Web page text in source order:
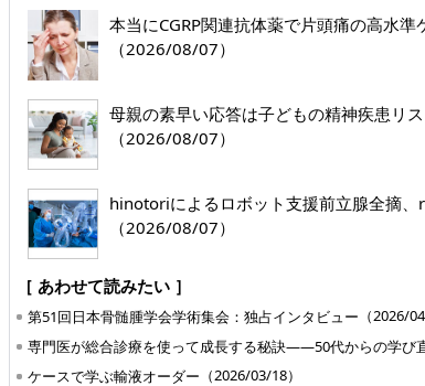
本当にCGRP関連抗体薬で片頭痛の高水準
（2026/08/07）
母親の素早い応答は子どもの精神疾患リ
（2026/08/07）
hinotoriによるロボット支援前立腺全摘
（2026/08/07）
［ あわせて読みたい ］
第51回日本骨髄腫学会学術集会：独占インタビュー （2026/
ケースで学ぶ輸液オーダー （2026/03/18）